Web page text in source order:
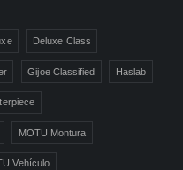
Deluxe Class
Gijoe Classified Haslab
MOTU Montura
Vehículo